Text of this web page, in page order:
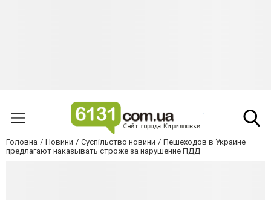
Головна Новини Суспільство новини
Пешеходов в Украине
предлагают наказывать строже за нарушение ПДД